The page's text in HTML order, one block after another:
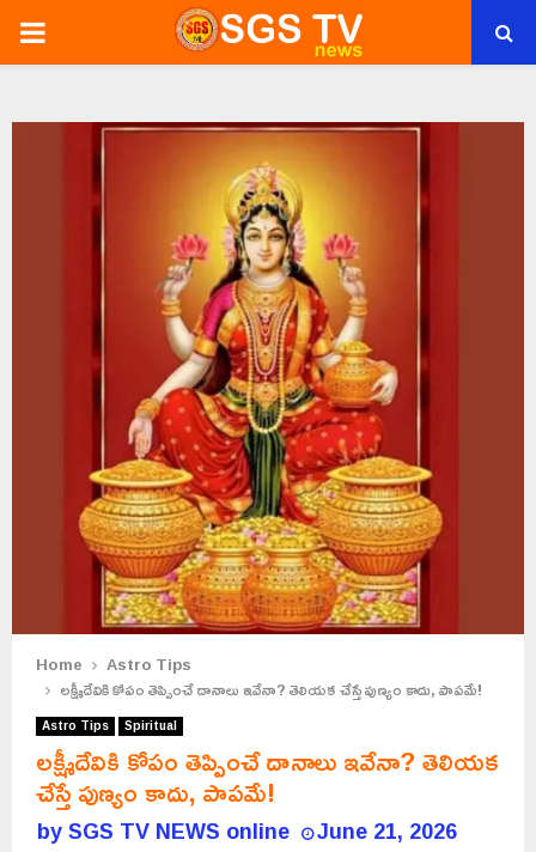
PRIMARY
Home
Astro Tips
లక్ష్మీదేవికి కోపం తెప్పించే దానాలు ఇవేనా? తెలియక చేస్తే పుణ్యం కాదు, పాపమే!
Astro Tips Spiritual
లక్ష్మీదేవికి కోపం తెప్పించే దానాలు ఇవేనా? తెలియక
చేస్తే పుణ్యం కాదు, పాపమే!
bySGS TV NEWS online June 21, 2026